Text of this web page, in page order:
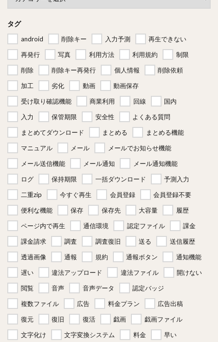
タグ
android 削除キー 入力予測
再生できない
再発行
写真 利用方法 利用規約
制限
削除
削除キー再発行 個人情報
削除依頼
加工
劣化 動画
動画保存
受け取り確認機能
商業利用 回線
国内
入力
保管期限 安全性
よくある質問
まとめてダウンロード
まとめる
まとめる機能
マニュアル
メール
メールでお知らせ機能
メール送信機能
メール通知
メール通知機能
ログ
保持期限 一括ダウンロード
予測入力
二重zip
今すぐ再生 会員登録
会員登録不要
便利な機能
保存 保存先 大容量
履歴
ページ内で再生
通信環境 認定ファイル
課金
課金請求
調査 調査復旧 送る
送信履歴
透過画像
通報 規約 通報ボタン
通知機能
遅い
違法アップロード 違法ファイル
開けない
閲覧
音声 音声データ
認定バッジ
複数ファイル
広告 料金プラン
広告出稿
復元
復旧 復活 戯画
戯画ファイル
文字化け
文字変換システム 料金
早い